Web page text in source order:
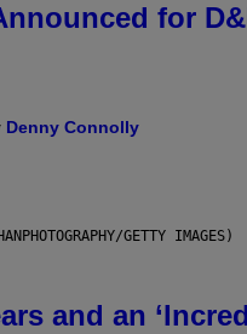
for
Denny Connolly
GETTY IMAGES)
and an